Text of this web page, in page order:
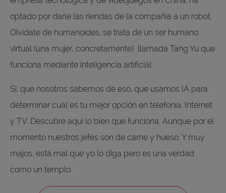
optado por darle las riendas de la compañía a un robot.
Olvídate de humanoides, se trata de un ser humano
virtual (una mujer, concretamente) llamada Tang Yu que
funciona mediante inteligencia artificial.
Si, que nosotros sabemos de eso, que usamos IA para
determinar cuál es tu mejor opción en telefonía, Internet
y TV. Descubre aquí lo bien que funciona. Aunque por el
momento nuestros jefes son de carne y hueso. Y muy
majos, está mal que yo lo diga pero es una verdad
como un templo.